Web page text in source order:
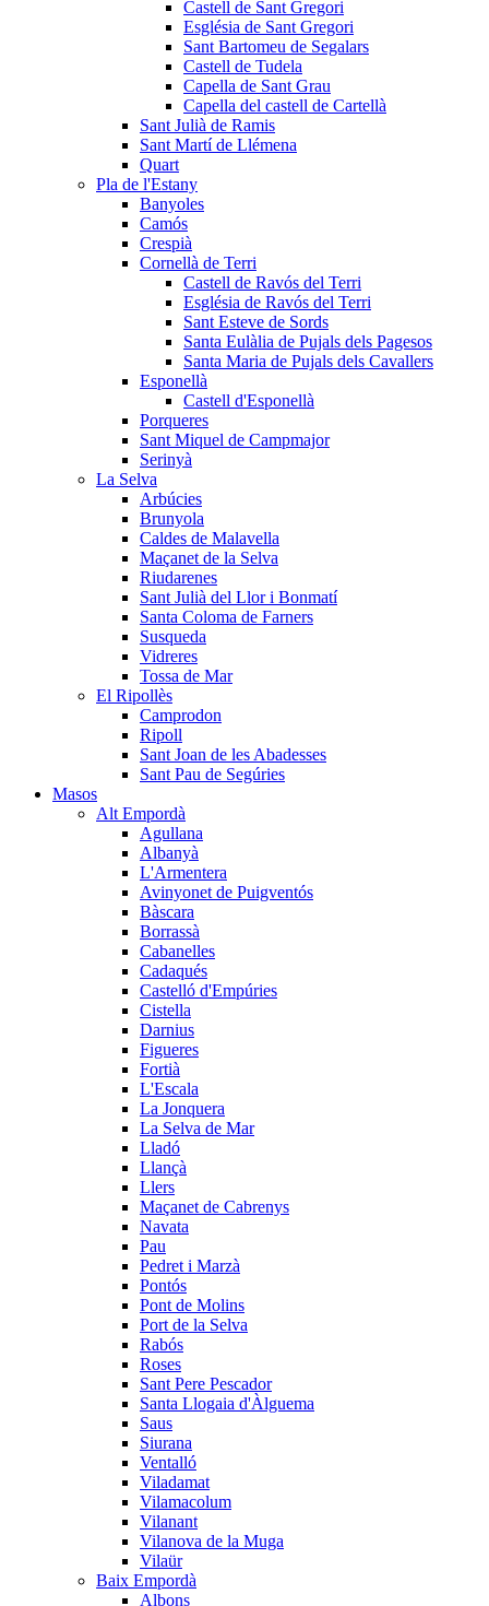
Castell de Sant Gregori
Església de Sant Gregori
Sant Bartomeu de Segalars
Castell de Tudela
Capella de Sant Grau
Capella del castell de Cartellà
Sant Julià de Ramis
Sant Martí de Llémena
Quart
Pla de l'Estany
Banyoles
Camós
Crespià
Cornellà de Terri
Castell de Ravós del Terri
Església de Ravós del Terri
Sant Esteve de Sords
Santa Eulàlia de Pujals dels Pagesos
Santa Maria de Pujals dels Cavallers
Esponellà
Castell d'Esponellà
Porqueres
Sant Miquel de Campmajor
Serinyà
La Selva
Arbúcies
Brunyola
Caldes de Malavella
Maçanet de la Selva
Riudarenes
Sant Julià del Llor i Bonmatí
Santa Coloma de Farners
Susqueda
Vidreres
Tossa de Mar
El Ripollès
Camprodon
Ripoll
Sant Joan de les Abadesses
Sant Pau de Segúries
Masos
Alt Empordà
Agullana
Albanyà
L'Armentera
Avinyonet de Puigventós
Bàscara
Borrassà
Cabanelles
Cadaqués
Castelló d'Empúries
Cistella
Darnius
Figueres
Fortià
L'Escala
La Jonquera
La Selva de Mar
Lladó
Llançà
Llers
Maçanet de Cabrenys
Navata
Pau
Pedret i Marzà
Pontós
Pont de Molins
Port de la Selva
Rabós
Roses
Sant Pere Pescador
Santa Llogaia d'Àlguema
Saus
Siurana
Ventalló
Viladamat
Vilamacolum
Vilanant
Vilanova de la Muga
Vilaür
Baix Empordà
Albons